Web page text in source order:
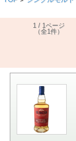
1 / 1ページ
（全1件）